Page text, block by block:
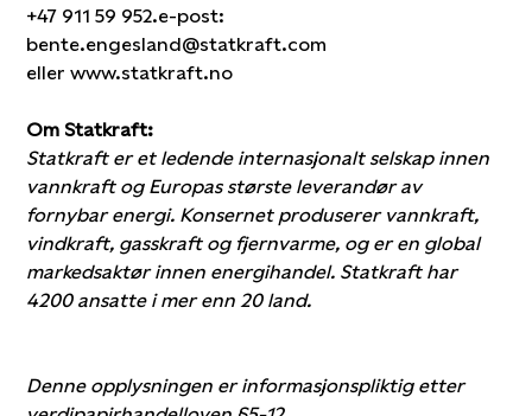
+47 911 59 952.e-post:
bente.engesland@statkraft.com
eller www.statkraft.no
Om Statkraft:
Statkraft er et ledende internasjonalt selskap innen
vannkraft og Europas største leverandør av
fornybar energi. Konsernet produserer vannkraft,
vindkraft, gasskraft og fjernvarme, og er en global
markedsaktør innen energihandel. Statkraft har
4200 ansatte i mer enn 20 land.
Denne opplysningen er informasjonspliktig etter